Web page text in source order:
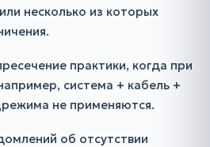
несколько из которых
практики, когда при
система + кабель +
не применяются.
об отсутствии